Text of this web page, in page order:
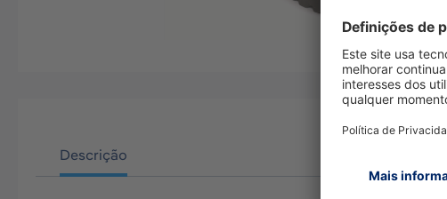
Descrição